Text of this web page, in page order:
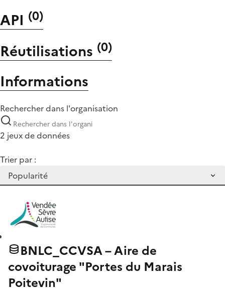
API (0)
Réutilisations (0)
Informations
Rechercher dans l'organisation
2 jeux de données
Trier par :
BNLC_CCVSA – Aire de
covoiturage "Portes du Marais
Poitevin"